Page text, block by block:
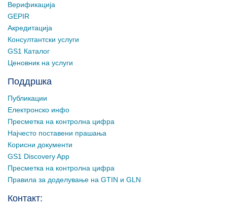
Верификација
GEPIR
Акредитација
Консултантски услуги
GS1 Каталог
Ценовник на услуги
Поддршка
Публикации
Електронско инфо
Пресметка на контролна цифра
Најчесто поставени прашања
Корисни документи
GS1 Discovery App
Пресметка на контролна цифра
Правила за доделување на GTIN и GLN
Контакт: